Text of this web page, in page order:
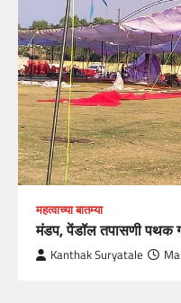
महत्वाच्या बातम्या
मंडप, पेंडॉल तपासणी पथक
Kanthak Suryatale